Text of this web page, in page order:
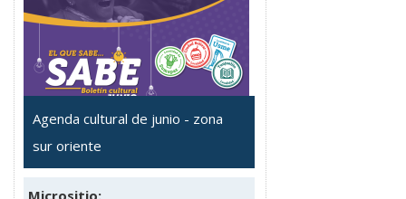
Agenda cultural de junio - zona
sur oriente
Micrositio: